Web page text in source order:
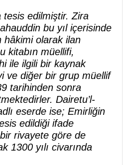
tesis edilmiştir. Zira
bu yıl içerisinde
hâkimi olarak ilan
kitabın müellifi,
ile ilgili bir kaynak
ve diğer bir grup müellif
tarihinden sonra
Dairetu’l-
eserde ise; Emirliğin
edildiği ifade
rivayete göre de
1300 yılı civarında